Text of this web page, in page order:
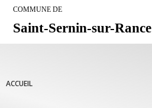
COMMUNE DE
Saint-Sernin-sur-Rance
ACCUEIL